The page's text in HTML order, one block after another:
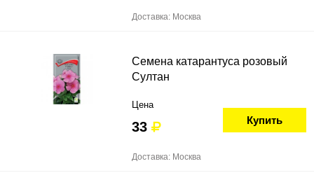
Доставка: Москва
Семена катарантуса розовый
Султан
Цена
33 Купить
Доставка: Москва